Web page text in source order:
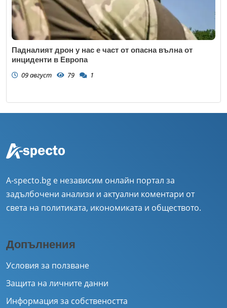
Падналият дрон у нас е част от опасна вълна от
инциденти в Европа
09 август 79 1
A-specto.bg е независим онлайн портал за
задълбочени анализи и актуални коментари от
света на политиката, икономиката и обществото.
Допълнения
Условия за ползване
Защита на личните данни
Информация за собствеността